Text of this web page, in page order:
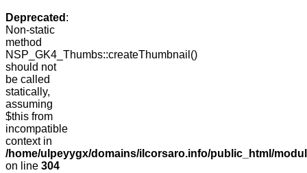
Deprecated :
Non-static
method
NSP_GK4_Thumbs::createThumbnail()
should not
be called
statically,
assuming
$this from
incompatible
context in
/home/ulpeyygx/domains/ilcorsaro.info/public_html/
on line 304